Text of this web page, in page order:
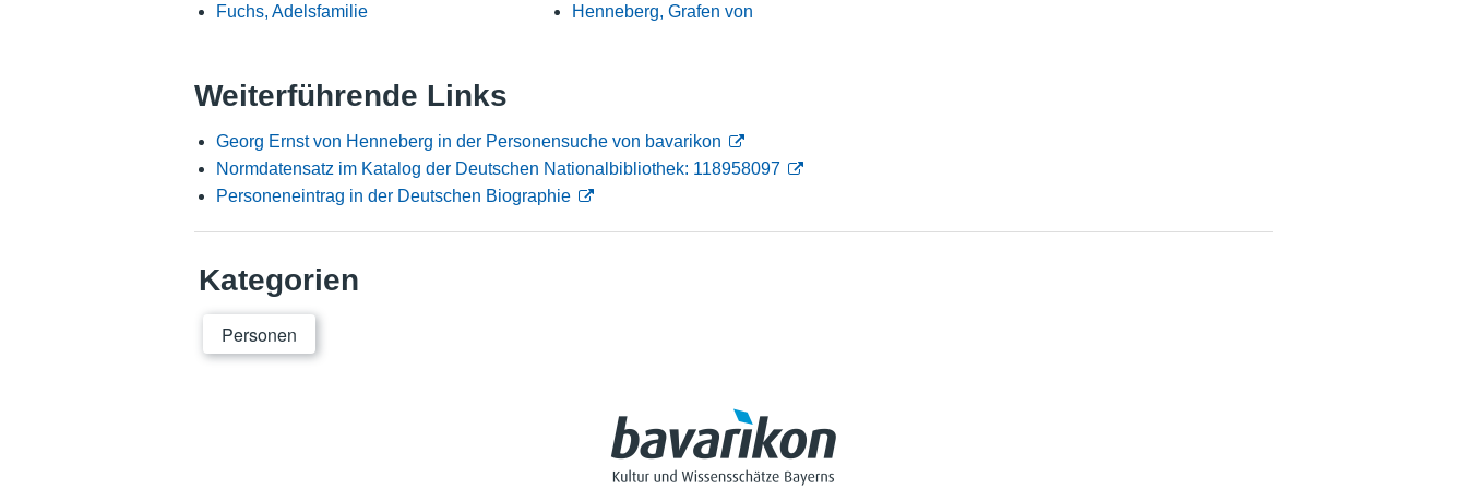
Fuchs, Adelsfamilie Henneberg, Grafen von
Weiterführende Links
Georg Ernst von Henneberg in der Personensuche von bavarikon
Normdatensatz im Katalog der Deutschen Nationalbibliothek: 118958097
Personeneintrag in der Deutschen Biographie
Kategorien
Personen